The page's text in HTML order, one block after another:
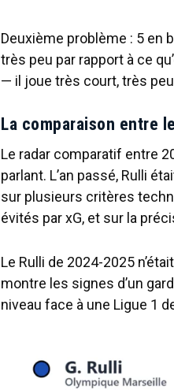
Deuxième problème : 5 en
très peu par rapport à ce
— il joue très court, très
La comparaison entre
Le radar comparatif entre
parlant. L’an passé, Rulli
sur plusieurs critères
évités par xG, et sur la
Le Rulli de 2024-2025
montre les signes d’un
niveau face à une Ligue 1